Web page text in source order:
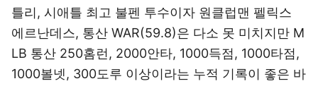
틀리, 시애틀 최고 불펜 투수이자 원클럽맨 펠릭스
에르난데스, 통산 WAR(59.8)은 다소 못 미치지만 M
LB 통산 250홈런, 2000안타, 1000득점, 1000타점,
1000볼넷, 300도루 이상이라는 누적 기록이 좋은 바